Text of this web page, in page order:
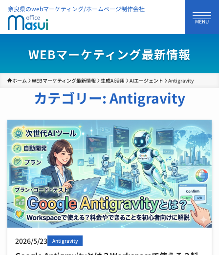
奈良県のwebマーケティング/ホームページ制作会社
WEBマーケティング最新情報
ホーム WEBマーケティング最新情報 生成AI活用 AIエージェント Antigravity
カテゴリー: Antigravity
2026/5/23 Antigravity